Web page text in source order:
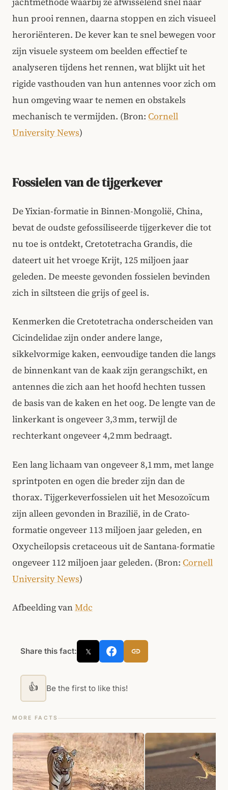
hun prooi rennen, daarna stoppen en zich visueel
heroriënteren. De kever kan te snel bewegen voor
zijn visuele systeem om beelden effectief te
analyseren tijdens het rennen, wat blijkt uit het
rigide vasthouden van hun antennes voor zich om
hun omgeving waar te nemen en obstakels
mechanisch te vermijden. (Bron: Cornell
University News)
Fossielen van de tijgerkever
De Yixian-formatie in Binnen-Mongolië, China,
bevat de oudste gefossiliseerde tijgerkever die tot
nu toe is ontdekt, Cretotetracha Grandis, die
dateert uit het vroege Krijt, 125 miljoen jaar
geleden. De meeste gevonden fossielen bevinden
zich in siltsteen die grijs of geel is.
Kenmerken die Cretotetracha onderscheiden van
Cicindelidae zijn onder andere lange,
sikkelvormige kaken, eenvoudige tanden die langs
de binnenkant van de kaak zijn gerangschikt, en
antennes die zich aan het hoofd hechten tussen
de basis van de kaken en het oog. De lengte van de
linkerkant is ongeveer 3,3 mm, terwijl de
rechterkant ongeveer 4,2 mm bedraagt.
Een lang lichaam van ongeveer 8,1 mm, met lange
sprintpoten en ogen die breder zijn dan de
thorax. Tijgerkeverfossielen uit het Mesozoïcum
zijn alleen gevonden in Brazilië, in de Crato-
formatie ongeveer 113 miljoen jaar geleden, en
Oxycheilopsis cretaceous uit de Santana-formatie
ongeveer 112 miljoen jaar geleden. (Bron: Cornell
University News)
Afbeelding vanMdc
Share this fact: 𝕏
👍 Be the first to like this!
MORE FACTS